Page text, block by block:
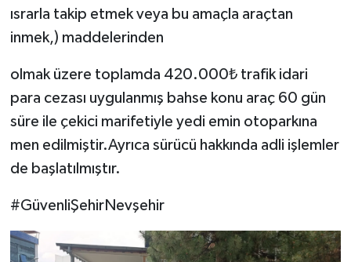
ısrarla takip etmek veya bu amaçla araçtan
inmek,) maddelerinden
olmak üzere toplamda 420.000₺ trafik idari
para cezası uygulanmış bahse konu araç 60 gün
süre ile çekici marifetiyle yedi emin otoparkına
men edilmiştir.Ayrıca sürücü hakkında adli işlemler
de başlatılmıştır.
#GüvenliŞehirNevşehir